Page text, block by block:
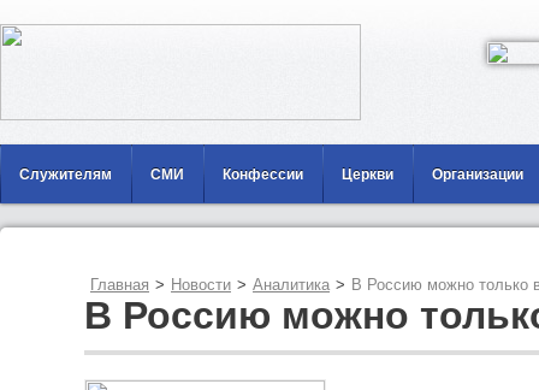
Служителям СМИ Конфессии Церкви Организации
Главная > Новости > Аналитика > В Россию можно только
В Россию можно